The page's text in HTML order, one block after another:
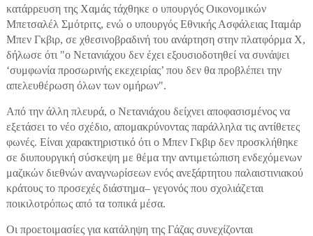
κατάρρευση της Χαμάς τάχθηκε ο υπουργός Οικονομικών
Μπετσαλέλ Σμότριτς, ενώ ο υπουργός Εθνικής Ασφάλειας Ιταμάρ
Μπεν Γκβιρ, σε χθεσινοβραδινή του ανάρτηση στην πλατφόρμα Χ,
δήλωσε ότι "ο Νετανιάχου δεν έχει εξουσιοδοτηθεί να συνάψει
‘συμφωνία προσωρινής εκεχειρίας’ που δεν θα προβλέπει την
απελευθέρωση όλων των ομήρων".
Από την άλλη πλευρά, ο Νετανιάχου δείχνει αποφασισμένος να
εξετάσει το νέο σχέδιο, απομακρύνοντας παράλληλα τις αντίθετες
φωνές. Είναι χαρακτηριστικό ότι ο Μπεν Γκβιρ δεν προσκλήθηκε
σε διυπουργική σύσκεψη με θέμα την αντιμετώπιση ενδεχόμενων
μαζικών διεθνών αναγνωρίσεων ενός ανεξάρτητου παλαιστινιακού
κράτους το προσεχές διάστημα– γεγονός που σχολιάζεται
ποικιλοτρόπως από τα τοπικά μέσα.
Οι προετοιμασίες για κατάληψη της Γάζας συνεχίζονται